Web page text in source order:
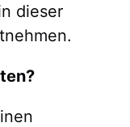
dieser